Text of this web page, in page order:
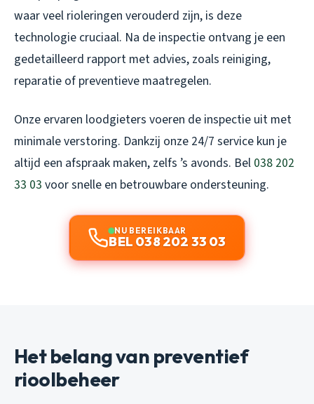
waar veel rioleringen verouderd zijn, is deze
technologie cruciaal. Na de inspectie ontvang je een
gedetailleerd rapport met advies, zoals reiniging,
reparatie of preventieve maatregelen.
Onze ervaren loodgieters voeren de inspectie uit met
minimale verstoring. Dankzij onze 24/7 service kun je
altijd een afspraak maken, zelfs ’s avonds. Bel 038 202
33 03 voor snelle en betrouwbare ondersteuning.
NU BEREIKBAAR
BEL 038 202 33 03
Het belang van preventief
rioolbeheer